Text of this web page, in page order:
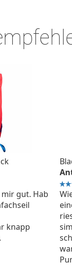
gut. Hab
knapp